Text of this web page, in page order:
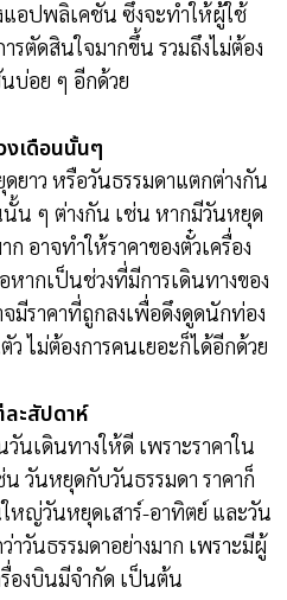
อปพลิเคชัน ซึ่งจะทำให้ผู้ใช้
รตัดสินใจมากขึ้น รวมถึงไม่ต้อง
บ่อย ๆ อีกด้วย
งเดือนนั้นๆ
าว หรือวันธรรมดาแตกต่างกัน
นั้น ๆ ต่างกัน เช่น หากมีวันหยุด
อาจทำให้ราคาของตั๋วเครื่อง
ากเป็นช่วงที่มีการเดินทางของ
มีราคาที่ถูกลงเพื่อดึงดูดนักท่อง
ไม่ต้องการคนเยอะก็ได้อีกด้วย
ะสัปดาห์
นเดินทางให้ดี เพราะราคาใน
วันหยุดกับวันธรรมดา ราคาก็
หญ่วันหยุดเสาร์-อาทิตย์ และวัน
วันธรรมดาอย่างมาก เพราะมีผู้
องบินมีจำกัด เป็นต้น